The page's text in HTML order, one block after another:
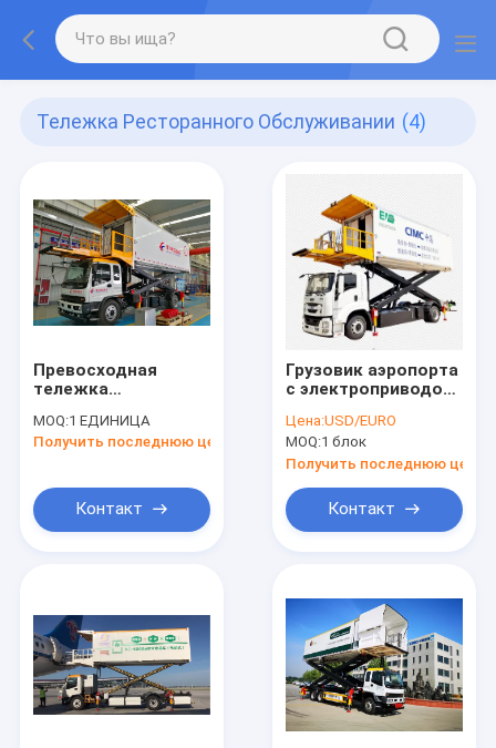
Тележка Ресторанного Обслуживании (4)
Превосходная
тележка
обслуживании с
полной кабиной для
обеспечить
ресторанное
обслуживание для
MOQ:1 ЕДИНИЦА
Получить последнюю цену
Контакт
Грузовик аэропорта
с электроприводом
пассажиров на рейс
Цена:USD/EURO
MOQ:1 блок
Получить последнюю цену
Контакт